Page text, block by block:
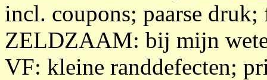
incl. coupons; paarse
ZELDZAAM: bij mijn
VF: kleine randdefecten;